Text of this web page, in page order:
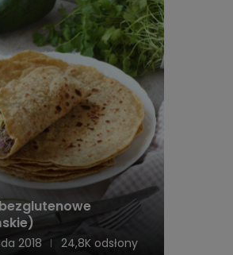
2018 24,8K odsłony